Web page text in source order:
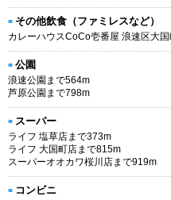
その他飲食（ファミレスなど）
カレーハウスCoCo壱番屋 浪速区大
公園
浪速公園まで564m
芦原公園まで798m
スーパー
ライフ 塩草店まで373m
ライフ 大国町店まで815m
スーパーオオカワ桜川店まで919m
コンビニ